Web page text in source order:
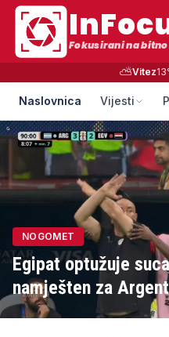
Fokusirani na
⛅Vitez13
Naslovnica Vijesti
NOGOMET
Egipat optužuje
namješten za